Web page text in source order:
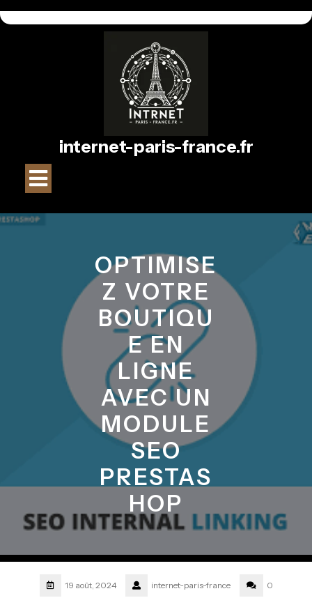
au
internet-paris-france.fr
Ouvrir
OPTIMISE
Z VOTRE
BOUTIQU
E EN
LIGNE
AVEC UN
MODULE
SEO
PRESTAS
HOP
19 août, 2024 internet-paris-france
0